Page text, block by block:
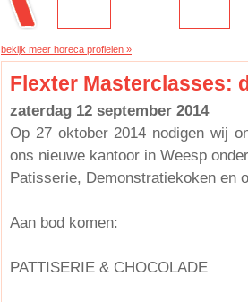
bekijk meer horeca profielen »
Flexter Masterclasses:
zaterdag 12 september 2014
Op 27 oktober 2014 nodigen wij
ons nieuwe kantoor in Weesp
Patisserie, Demonstratiekoken en
Aan bod komen:
PATTISERIE & CHOCOLADE